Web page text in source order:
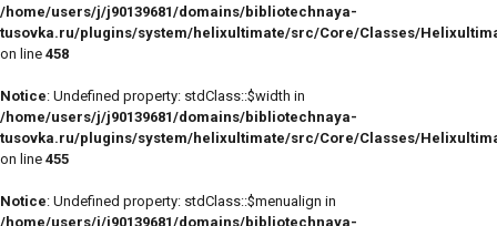
/home/users/j/j90139681/domains/bibliotechnaya-
tusovka.ru/plugins/system/helixultimate/src/Core/Classes/
on line 458
Notice: Undefined property: stdClass::$width in
/home/users/j/j90139681/domains/bibliotechnaya-
tusovka.ru/plugins/system/helixultimate/src/Core/Classes/
on line 455
Notice: Undefined property: stdClass::$menualign in
/home/users/j/j90139681/domains/bibliotechnaya-